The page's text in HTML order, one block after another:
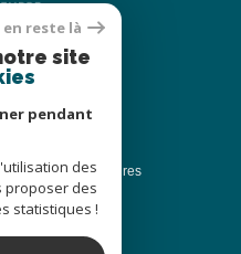
réservés
Nos honoraires
honoraires
Mentions légales
en reste là
site
pendant
des
proposer des
statistiques !